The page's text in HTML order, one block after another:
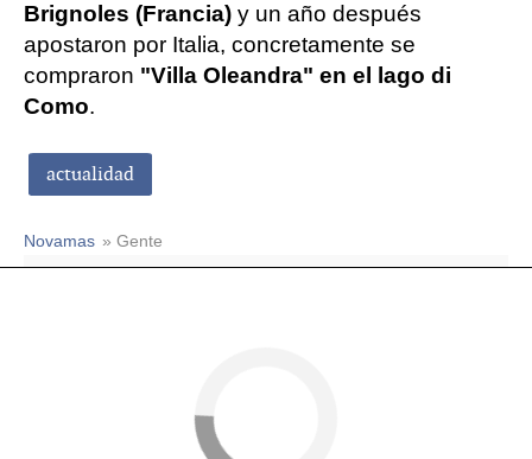
Brignoles (Francia) y un año después
apostaron por Italia, concretamente se
compraron "Villa Oleandra" en el lago di
Como.
actualidad
Novamas » Gente